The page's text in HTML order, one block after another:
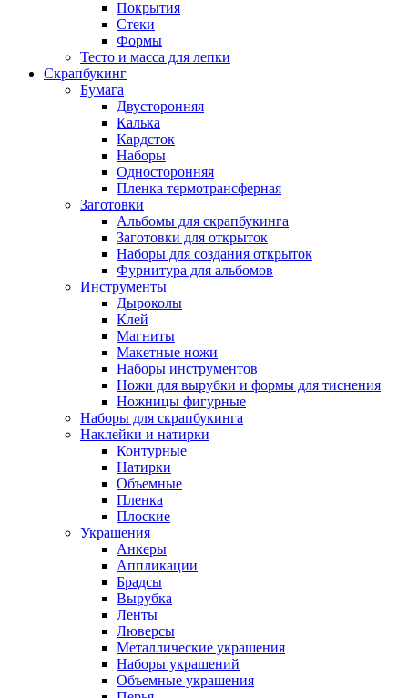
Покрытия
Стеки
Формы
Тесто и масса для лепки
Скрапбукинг
Бумага
Двусторонняя
Калька
Кардсток
Наборы
Односторонняя
Пленка термотрансферная
Заготовки
Альбомы для скрапбукинга
Заготовки для открыток
Наборы для создания открыток
Фурнитура для альбомов
Инструменты
Дыроколы
Клей
Магниты
Макетные ножи
Наборы инструментов
Ножи для вырубки и формы для тиснения
Ножницы фигурные
Наборы для скрапбукинга
Наклейки и натирки
Контурные
Натирки
Объемные
Пленка
Плоские
Украшения
Анкеры
Аппликации
Брадсы
Вырубка
Ленты
Люверсы
Металлические украшения
Наборы украшений
Объемные украшения